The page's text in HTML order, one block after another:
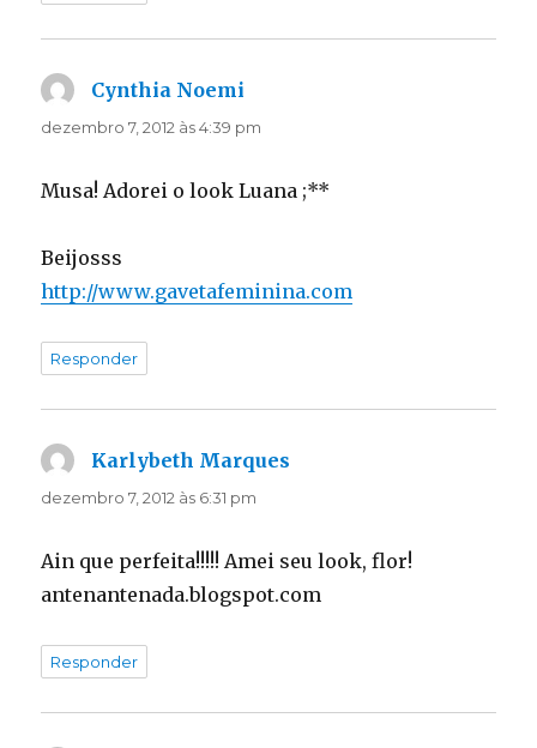
Cynthia Noemi
dezembro 7, 2012 às 4:39 pm
Musa! Adorei o look Luana ;**
Beijosss
http://www.gavetafeminina.com
Responder
Karlybeth Marques
dezembro 7, 2012 às 6:31 pm
Ain que perfeita!!!!! Amei seu look, flor!
antenantenada.blogspot.com
Responder